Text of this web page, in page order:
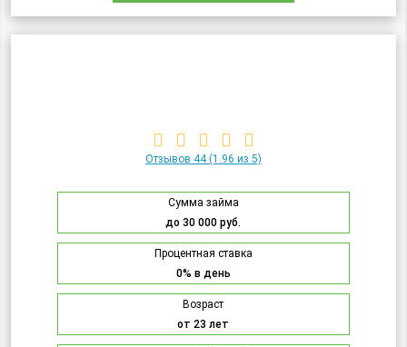
Отзывов 44(1.96 из 5)
Сумма займа
до 30 000 руб.
Процентная ставка
0% в день
Возраст
от 23 лет